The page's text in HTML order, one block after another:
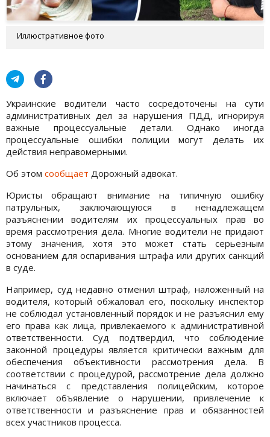
Иллюстративное фото
Украинские водители часто сосредоточены на сути
административных дел за нарушения ПДД, игнорируя
важные процессуальные детали. Однако иногда
процессуальные ошибки полиции могут делать их
действия неправомерными.
Об этом сообщает Дорожный адвокат.
Юристы обращают внимание на типичную ошибку
патрульных, заключающуюся в ненадлежащем
разъяснении водителям их процессуальных прав во
время рассмотрения дела. Многие водители не придают
этому значения, хотя это может стать серьезным
основанием для оспаривания штрафа или других санкций
в суде.
Например, суд недавно отменил штраф, наложенный на
водителя, который обжаловал его, поскольку инспектор
не соблюдал установленный порядок и не разъяснил ему
его права как лица, привлекаемого к административной
ответственности. Суд подтвердил, что соблюдение
законной процедуры является критически важным для
обеспечения объективности рассмотрения дела. В
соответствии с процедурой, рассмотрение дела должно
начинаться с представления полицейским, которое
включает объявление о нарушении, привлечение к
ответственности и разъяснение прав и обязанностей
всех участников процесса.